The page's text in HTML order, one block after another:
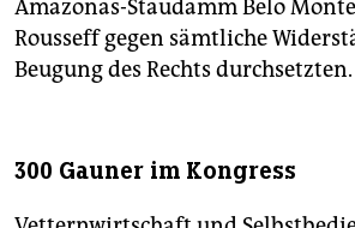
Amazonas-Staudamm Belo
Rousseff gegen sämtliche
Beugung des Rechts durchsetzten.
300 Gauner im Kongress